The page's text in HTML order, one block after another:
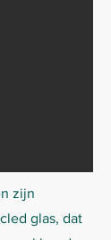
zijn
glas, dat